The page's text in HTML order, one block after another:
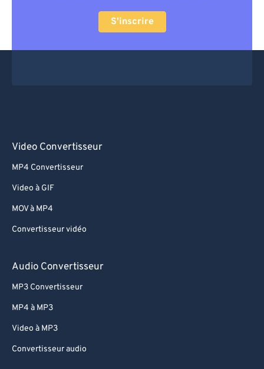
S'inscrire
Video Convertisseur
MP4 Convertisseur
Video à GIF
MOV à MP4
Convertisseur vidéo
Audio Convertisseur
MP3 Convertisseur
MP4 à MP3
Video à MP3
Convertisseur audio